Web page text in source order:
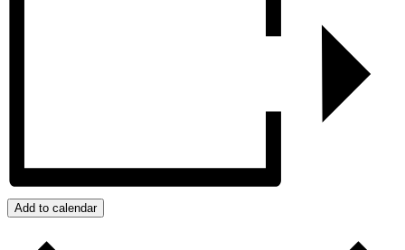
Add to calendar